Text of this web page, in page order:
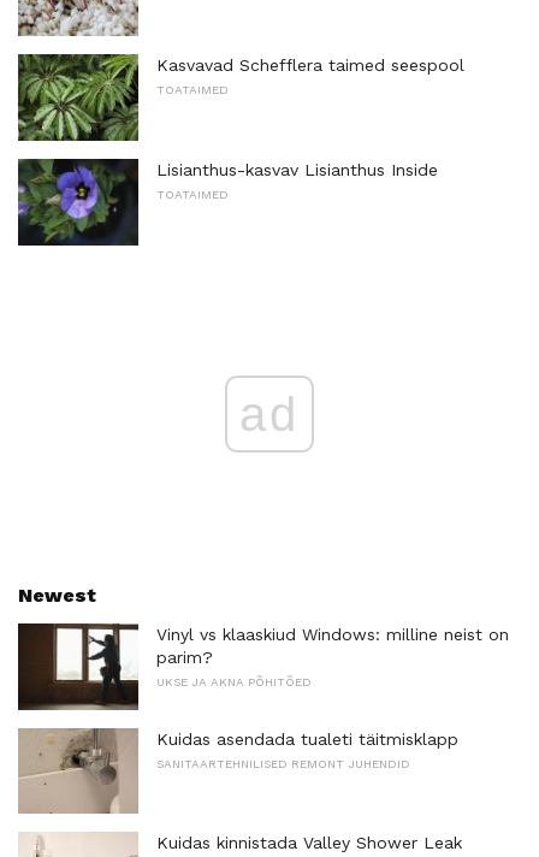
Kasvavad Schefflera taimed seespool
TOATAIMED
Lisianthus-kasvav Lisianthus Inside
TOATAIMED
ad
Newest
Vinyl vs klaaskiud Windows: milline neist on
parim?
UKSE JA AKNA PÕHITÕED
Kuidas asendada tualeti täitmisklapp
SANITAARTEHNILISED REMONT JUHENDID
Kuidas kinnistada Valley Shower Leak